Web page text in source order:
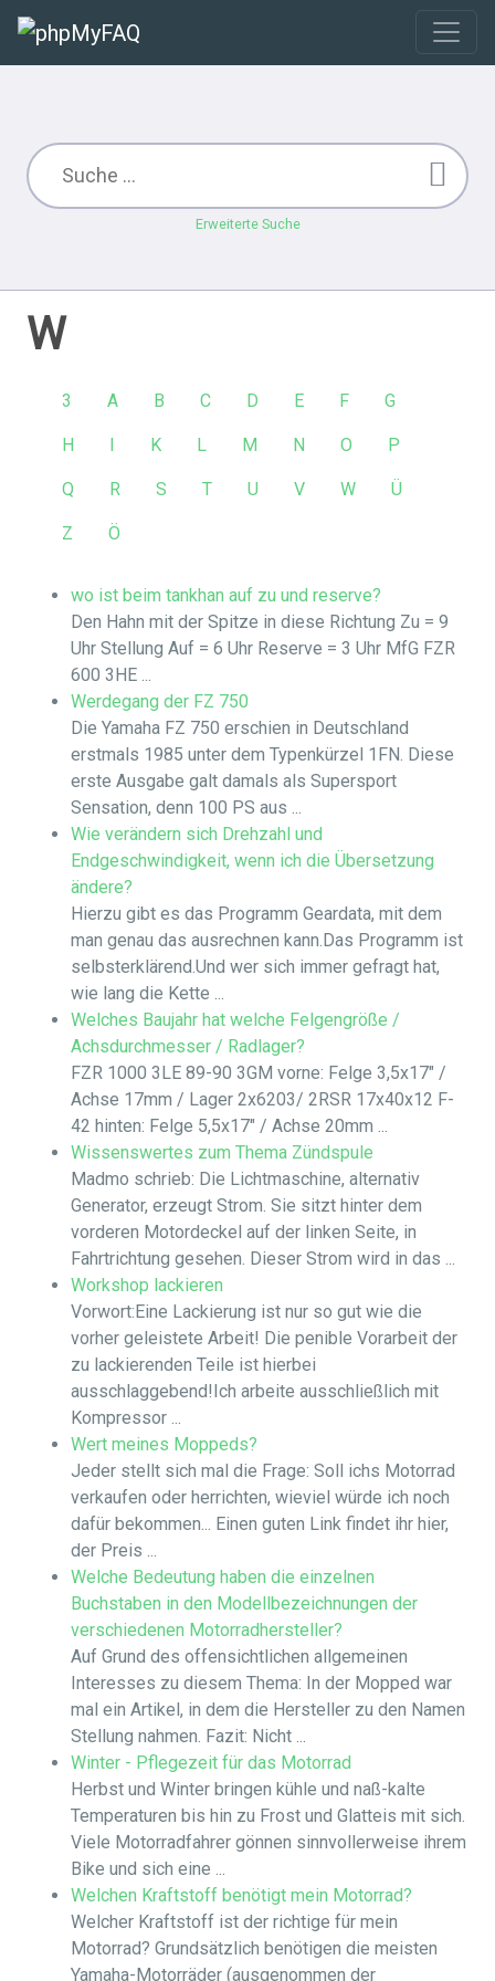
Erweiterte Suche
W
3 A B C D E F G
H I K L M N O P
Q R S T U V W Ü
Z Ö
wo ist beim tankhan auf zu und reserve?
Den Hahn mit der Spitze in diese Richtung Zu = 9
Uhr Stellung Auf = 6 Uhr Reserve = 3 Uhr MfG FZR
600 3HE ...
Werdegang der FZ 750
Die Yamaha FZ 750 erschien in Deutschland
erstmals 1985 unter dem Typenkürzel 1FN. Diese
erste Ausgabe galt damals als Supersport
Sensation, denn 100 PS aus ...
Wie verändern sich Drehzahl und
Endgeschwindigkeit, wenn ich die Übersetzung
ändere?
Hierzu gibt es das Programm Geardata, mit dem
man genau das ausrechnen kann.Das Programm ist
selbsterklärend.Und wer sich immer gefragt hat,
wie lang die Kette ...
Welches Baujahr hat welche Felgengröße /
Achsdurchmesser / Radlager?
FZR 1000 3LE 89-90 3GM vorne: Felge 3,5x17" /
Achse 17mm / Lager 2x6203/ 2RSR 17x40x12 F-
42 hinten: Felge 5,5x17" / Achse 20mm ...
Wissenswertes zum Thema Zündspule
Madmo schrieb: Die Lichtmaschine, alternativ
Generator, erzeugt Strom. Sie sitzt hinter dem
vorderen Motordeckel auf der linken Seite, in
Fahrtrichtung gesehen. Dieser Strom wird in das ...
Workshop lackieren
Vorwort:Eine Lackierung ist nur so gut wie die
vorher geleistete Arbeit! Die penible Vorarbeit der
zu lackierenden Teile ist hierbei
ausschlaggebend!Ich arbeite ausschließlich mit
Kompressor ...
Wert meines Moppeds?
Jeder stellt sich mal die Frage: Soll ichs Motorrad
verkaufen oder herrichten, wieviel würde ich noch
dafür bekommen... Einen guten Link findet ihr hier,
der Preis ...
Welche Bedeutung haben die einzelnen
Buchstaben in den Modellbezeichnungen der
verschiedenen Motorradhersteller?
Auf Grund des offensichtlichen allgemeinen
Interesses zu diesem Thema: In der Mopped war
mal ein Artikel, in dem die Hersteller zu den Namen
Stellung nahmen. Fazit: Nicht ...
Winter - Pflegezeit für das Motorrad
Herbst und Winter bringen kühle und naß-kalte
Temperaturen bis hin zu Frost und Glatteis mit sich.
Viele Motorradfahrer gönnen sinnvollerweise ihrem
Bike und sich eine ...
Welchen Kraftstoff benötigt mein Motorrad?
Welcher Kraftstoff ist der richtige für mein
Motorrad? Grundsätzlich benötigen die meisten
Yamaha-Motorräder (ausgenommen der